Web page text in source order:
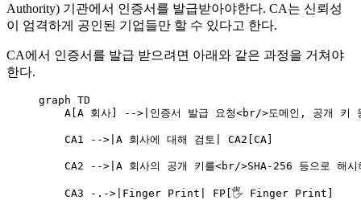
Authority) 기관에서 인증서를 발급받아야한다. CA는 신뢰성
이 엄격하게 공인된 기업들만 할 수 있다고 한다.
CA에서 인증서를 발급 받으려면 아래와 같은 과정을 거쳐야
한다.
graph TD
A[A 회사] -->|인증서 발급 요청<br/>도메인, 공개 키
CA1 -->|A 회사에 대해 검토| CA2[CA]
CA2 -->|A 회사의 공개 키를<br/>SHA-256 등으로 해
CA3 -.->|Finger Print| FP[🖐️ Finger Print]